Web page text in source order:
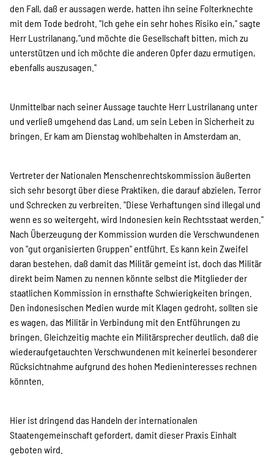
den Fall, daß er aussagen werde, hatten ihn seine Folterknechte
mit dem Tode bedroht. "Ich gehe ein sehr hohes Risiko ein," sagte
Herr Lustrilanang,"und möchte die Gesellschaft bitten, mich zu
unterstützen und ich möchte die anderen Opfer dazu ermutigen,
ebenfalls auszusagen."
Unmittelbar nach seiner Aussage tauchte Herr Lustrilanang unter
und verließ umgehend das Land, um sein Leben in Sicherheit zu
bringen. Er kam am Dienstag wohlbehalten in Amsterdam an.
Vertreter der Nationalen Menschenrechtskommission äußerten
sich sehr besorgt über diese Praktiken, die darauf abzielen, Terror
und Schrecken zu verbreiten. "Diese Verhaftungen sind illegal und
wenn es so weitergeht, wird Indonesien kein Rechtsstaat werden."
Nach Überzeugung der Kommission wurden die Verschwundenen
von "gut organisierten Gruppen" entführt. Es kann kein Zweifel
daran bestehen, daß damit das Militär gemeint ist, doch das Militär
direkt beim Namen zu nennen könnte selbst die Mitglieder der
staatlichen Kommission in ernsthafte Schwierigkeiten bringen.
Den indonesischen Medien wurde mit Klagen gedroht, sollten sie
es wagen, das Militär in Verbindung mit den Entführungen zu
bringen. Gleichzeitig machte ein Militärsprecher deutlich, daß die
wiederaufgetauchten Verschwundenen mit keinerlei besonderer
Rücksichtnahme aufgrund des hohen Medieninteresses rechnen
könnten.
Hier ist dringend das Handeln der internationalen
Staatengemeinschaft gefordert, damit dieser Praxis Einhalt
geboten wird.